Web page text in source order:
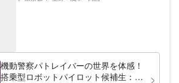
機動警察パトレイバーの世界を体感！
搭乗型ロボットパイロット候補生：格